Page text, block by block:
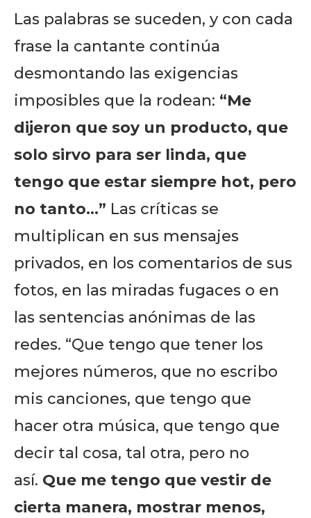
Las palabras se suceden, y con cada
frase la cantante continúa
desmontando las exigencias
imposibles que la rodean: “Me
dijeron que soy un producto, que
solo sirvo para ser linda, que
tengo que estar siempre hot, pero
no tanto…” Las críticas se
multiplican en sus mensajes
privados, en los comentarios de sus
fotos, en las miradas fugaces o en
las sentencias anónimas de las
redes. “Que tengo que tener los
mejores números, que no escribo
mis canciones, que tengo que
hacer otra música, que tengo que
decir tal cosa, tal otra, pero no
así. Que me tengo que vestir de
cierta manera, mostrar menos,